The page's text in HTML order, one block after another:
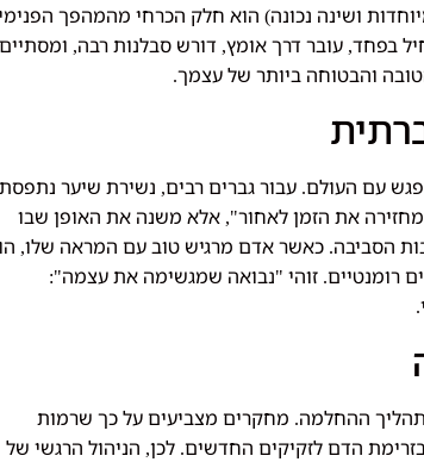
ושינה נכונה) הוא חלק הכרחי מהמהפך
בפחד, עובר דרך אומץ, דורש סבלנות רבה, ומסתיים
והבטוחה ביותר של עצמך.
עם העולם. עבור גברים רבים, נשירת שיער נתפסת
מחזירה את הזמן לאחור", אלא משנה את האופן שבו
הסביבה. כאשר אדם מרגיש טוב עם המראה שלו,
רומנטיים. זוהי "נבואה שמגשימה את עצמה":
.
ההחלמה. מחקרים מצביעים על כך שרמות
בזרימת הדם לזקיקים החדשים. לכן, הניהול הרגשי של